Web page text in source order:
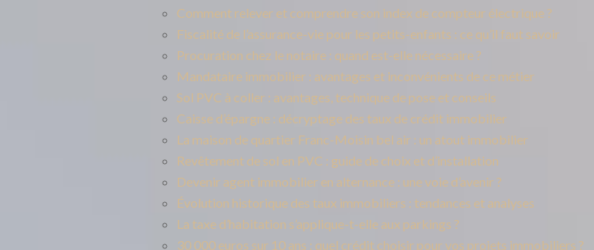
Comment relever et comprendre son index de compteur électrique ?
Fiscalité de l’assurance-vie pour les petits-enfants : ce qu’il faut savoir
Procuration chez le notaire : quand est-elle nécessaire ?
Mandataire immobilier : avantages et inconvénients de ce métier
Sol PVC à coller : avantages, technique de pose et conseils
Caisse d’épargne : décryptage des taux de crédit immobilier
La maison de quartier Franc-Moisin bel air : un atout immobilier
Revêtement de sol en PVC : guide de choix et d’installation
Devenir agent immobilier en alternance : une voie d’avenir ?
Évolution historique des taux immobiliers : tendances et analyses
La taxe d’habitation s’applique-t-elle aux parkings ?
30 000 euros sur 10 ans : quel crédit choisir pour vos projets immobiliers ?